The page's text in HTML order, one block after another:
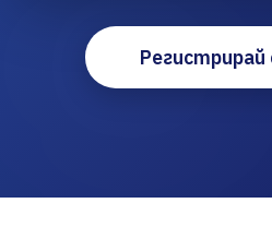
Регистрирай